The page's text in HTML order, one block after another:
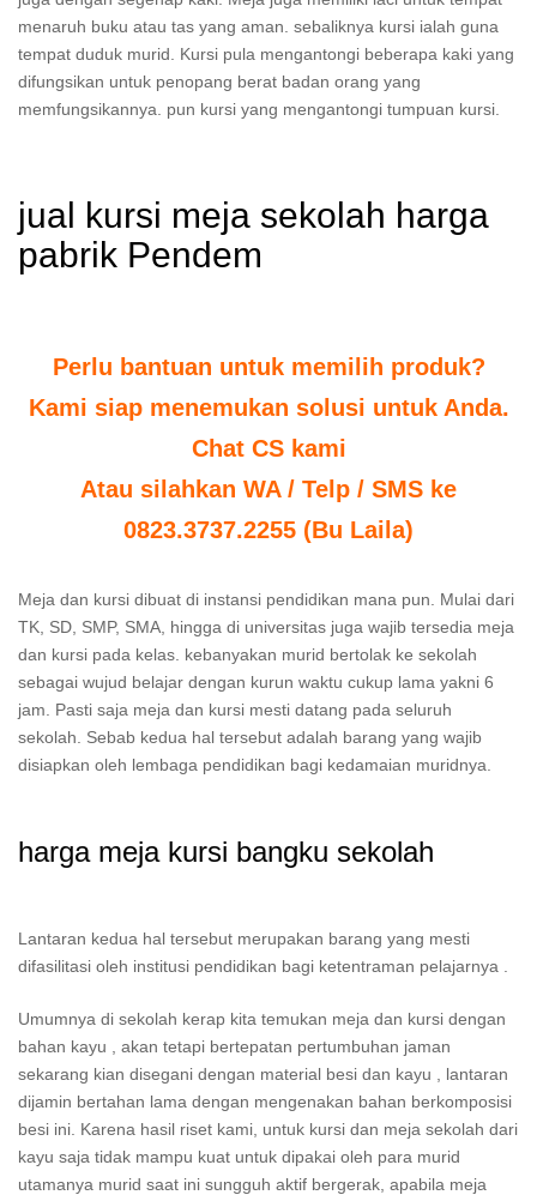
menaruh buku atau tas yang aman. sebaliknya kursi ialah guna
tempat duduk murid. Kursi pula mengantongi beberapa kaki yang
difungsikan untuk penopang berat badan orang yang
memfungsikannya. pun kursi yang mengantongi tumpuan kursi.
jual kursi meja sekolah harga
pabrik Pendem
Perlu bantuan untuk memilih produk?
Kami siap menemukan solusi untuk Anda.
Chat CS kami
Atau silahkan WA / Telp / SMS ke
0823.3737.2255 (Bu Laila)
Meja dan kursi dibuat di instansi pendidikan mana pun. Mulai dari
TK, SD, SMP, SMA, hingga di universitas juga wajib tersedia meja
dan kursi pada kelas. kebanyakan murid bertolak ke sekolah
sebagai wujud belajar dengan kurun waktu cukup lama yakni 6
jam. Pasti saja meja dan kursi mesti datang pada seluruh
sekolah. Sebab kedua hal tersebut adalah barang yang wajib
disiapkan oleh lembaga pendidikan bagi kedamaian muridnya.
harga meja kursi bangku sekolah
Lantaran kedua hal tersebut merupakan barang yang mesti
difasilitasi oleh institusi pendidikan bagi ketentraman pelajarnya .
Umumnya di sekolah kerap kita temukan meja dan kursi dengan
bahan kayu , akan tetapi bertepatan pertumbuhan jaman
sekarang kian disegani dengan material besi dan kayu , lantaran
dijamin bertahan lama dengan mengenakan bahan berkomposisi
besi ini. Karena hasil riset kami, untuk kursi dan meja sekolah dari
kayu saja tidak mampu kuat untuk dipakai oleh para murid
utamanya murid saat ini sungguh aktif bergerak, apabila meja